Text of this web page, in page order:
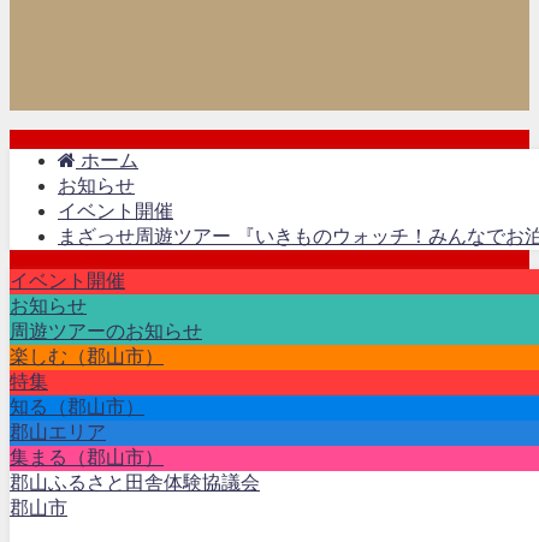
ホーム
お知らせ
イベント開催
まざっせ周遊ツアー 『いきものウォッチ！みんなでお
イベント開催
お知らせ
周遊ツアーのお知らせ
楽しむ（郡山市）
特集
知る（郡山市）
郡山エリア
集まる（郡山市）
郡山ふるさと田舎体験協議会
郡山市